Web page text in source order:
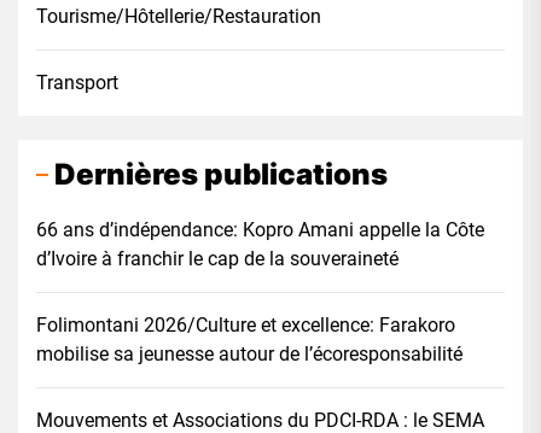
Tourisme/Hôtellerie/Restauration
Transport
Dernières publications
66 ans d’indépendance: Kopro Amani appelle la Côte
d’Ivoire à franchir le cap de la souveraineté
Folimontani 2026/Culture et excellence: Farakoro
mobilise sa jeunesse autour de l’écoresponsabilité
Mouvements et Associations du PDCI-RDA : le SEMA